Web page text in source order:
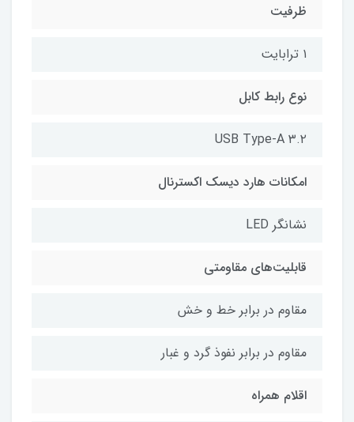
ظرفیت
۱ ترابایت
نوع رابط کابل
USB Type-A ۳.۲
امکانات هارد دیسک اکسترنال
نشانگر LED
قابلیت‌های مقاومتی
مقاوم در برابر خط و خش
مقاوم در برابر نفوذ گرد و غبار
اقلام همراه